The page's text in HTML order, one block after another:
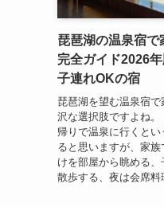
琵琶湖の温泉宿
完全ガイド2026
子連れOKの宿
琵琶湖を望む温泉宿
沢な選択肢ですよね
帰りで温泉に行くと
ると思いますが、家
けを部屋から眺める
散歩する、夜は会席料